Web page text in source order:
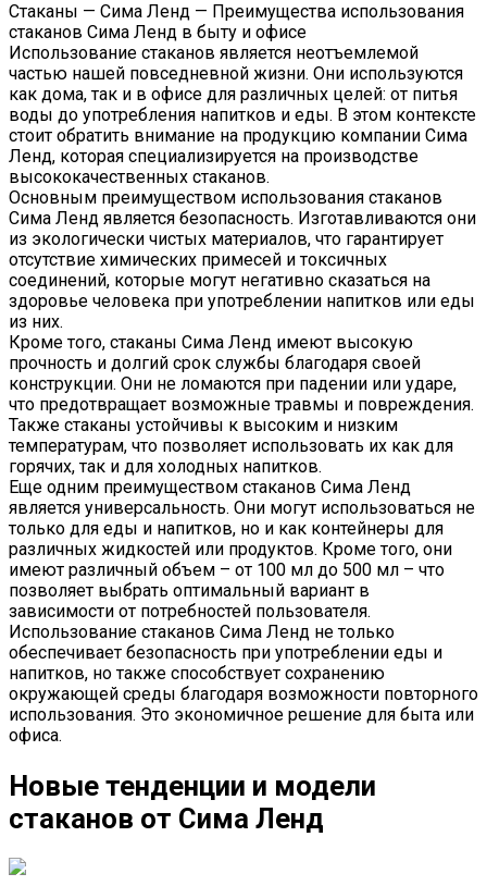
Стаканы — Сима Ленд — Преимущества использования
стаканов Сима Ленд в быту и офисе
Использование стаканов является неотъемлемой
частью нашей повседневной жизни. Они используются
как дома, так и в офисе для различных целей: от питья
воды до употребления напитков и еды. В этом контексте
стоит обратить внимание на продукцию компании Сима
Ленд, которая специализируется на производстве
высококачественных стаканов.
Основным преимуществом использования стаканов
Сима Ленд является безопасность. Изготавливаются они
из экологически чистых материалов, что гарантирует
отсутствие химических примесей и токсичных
соединений, которые могут негативно сказаться на
здоровье человека при употреблении напитков или еды
из них.
Кроме того, стаканы Сима Ленд имеют высокую
прочность и долгий срок службы благодаря своей
конструкции. Они не ломаются при падении или ударе,
что предотвращает возможные травмы и повреждения.
Также стаканы устойчивы к высоким и низким
температурам, что позволяет использовать их как для
горячих, так и для холодных напитков.
Еще одним преимуществом стаканов Сима Ленд
является универсальность. Они могут использоваться не
только для еды и напитков, но и как контейнеры для
различных жидкостей или продуктов. Кроме того, они
имеют различный объем – от 100 мл до 500 мл – что
позволяет выбрать оптимальный вариант в
зависимости от потребностей пользователя.
Использование стаканов Сима Ленд не только
обеспечивает безопасность при употреблении еды и
напитков, но также способствует сохранению
окружающей среды благодаря возможности повторного
использования. Это экономичное решение для быта или
офиса.
Новые тенденции и модели
стаканов от Сима Ленд